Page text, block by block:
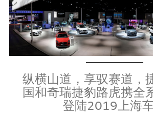
o
n
纵横山道，享驭赛道，
国和奇瑞捷豹路虎携全
登陆2019上海